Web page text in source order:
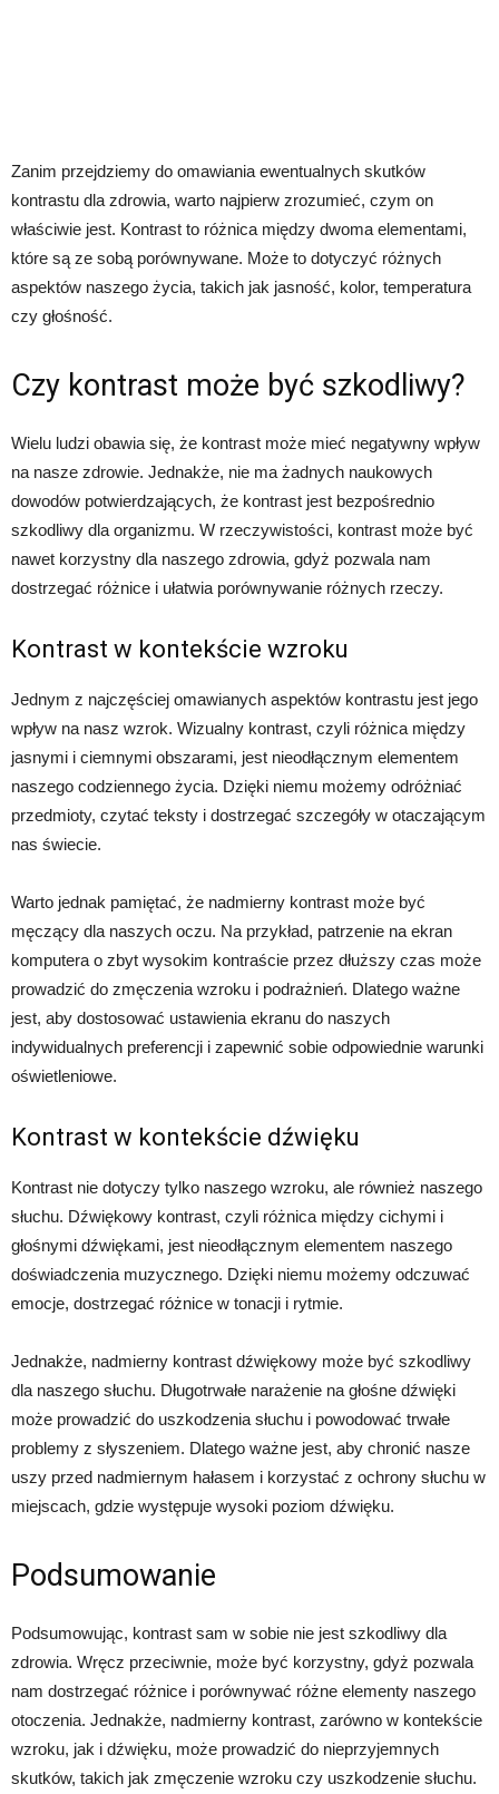
Zanim przejdziemy do omawiania ewentualnych skutków
kontrastu dla zdrowia, warto najpierw zrozumieć, czym on
właściwie jest. Kontrast to różnica między dwoma elementami,
które są ze sobą porównywane. Może to dotyczyć różnych
aspektów naszego życia, takich jak jasność, kolor, temperatura
czy głośność.
Czy kontrast może być szkodliwy?
Wielu ludzi obawia się, że kontrast może mieć negatywny wpływ
na nasze zdrowie. Jednakże, nie ma żadnych naukowych
dowodów potwierdzających, że kontrast jest bezpośrednio
szkodliwy dla organizmu. W rzeczywistości, kontrast może być
nawet korzystny dla naszego zdrowia, gdyż pozwala nam
dostrzegać różnice i ułatwia porównywanie różnych rzeczy.
Kontrast w kontekście wzroku
Jednym z najczęściej omawianych aspektów kontrastu jest jego
wpływ na nasz wzrok. Wizualny kontrast, czyli różnica między
jasnymi i ciemnymi obszarami, jest nieodłącznym elementem
naszego codziennego życia. Dzięki niemu możemy odróżniać
przedmioty, czytać teksty i dostrzegać szczegóły w otaczającym
nas świecie.
Warto jednak pamiętać, że nadmierny kontrast może być
męczący dla naszych oczu. Na przykład, patrzenie na ekran
komputera o zbyt wysokim kontraście przez dłuższy czas może
prowadzić do zmęczenia wzroku i podrażnień. Dlatego ważne
jest, aby dostosować ustawienia ekranu do naszych
indywidualnych preferencji i zapewnić sobie odpowiednie warunki
oświetleniowe.
Kontrast w kontekście dźwięku
Kontrast nie dotyczy tylko naszego wzroku, ale również naszego
słuchu. Dźwiękowy kontrast, czyli różnica między cichymi i
głośnymi dźwiękami, jest nieodłącznym elementem naszego
doświadczenia muzycznego. Dzięki niemu możemy odczuwać
emocje, dostrzegać różnice w tonacji i rytmie.
Jednakże, nadmierny kontrast dźwiękowy może być szkodliwy
dla naszego słuchu. Długotrwałe narażenie na głośne dźwięki
może prowadzić do uszkodzenia słuchu i powodować trwałe
problemy z słyszeniem. Dlatego ważne jest, aby chronić nasze
uszy przed nadmiernym hałasem i korzystać z ochrony słuchu w
miejscach, gdzie występuje wysoki poziom dźwięku.
Podsumowanie
Podsumowując, kontrast sam w sobie nie jest szkodliwy dla
zdrowia. Wręcz przeciwnie, może być korzystny, gdyż pozwala
nam dostrzegać różnice i porównywać różne elementy naszego
otoczenia. Jednakże, nadmierny kontrast, zarówno w kontekście
wzroku, jak i dźwięku, może prowadzić do nieprzyjemnych
skutków, takich jak zmęczenie wzroku czy uszkodzenie słuchu.